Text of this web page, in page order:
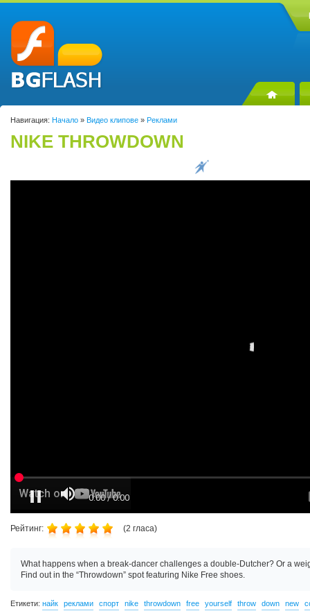
Навигация: Начало » Видео клипове » Реклами
NIKE THROWDOWN
Рейтинг: (2 гласа)
What happens when a break-dancer challenges a double-Dutcher? Or a
Find out in the “Throwdown” spot featuring Nike Free shoes.
Етикети: найк реклами спорт nike throwdown free yourself throw down new